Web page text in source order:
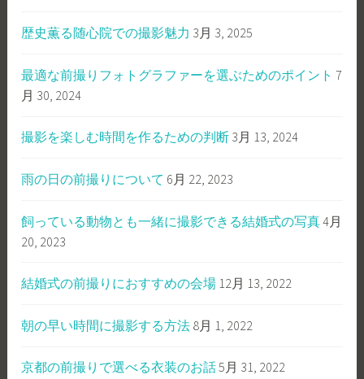
歴史薫る随心院での撮影魅力 3月 3, 2025
最適な前撮りフォトグラファーを選ぶためのポイント 7
月 30, 2024
撮影を楽しむ時間を作るための判断 3月 13, 2024
雨の日の前撮りについて 6月 22, 2023
飼っている動物とも一緒に撮影できる結婚式の写真4月
20, 2023
結婚式の前撮りにおすすめの会場 12月 13, 2022
朝の早い時間に撮影する方法 8月 1, 2022
京都の前撮りで選べる衣装のお話5月 31, 2022